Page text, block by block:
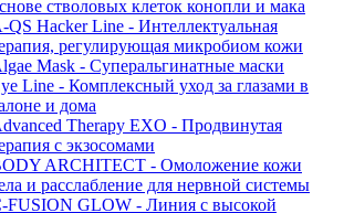
стволовых клеток конопли и мака
QS Hacker Line - Интеллектуальная
регулирующая микробиом кожи
Mask - Суперальгинатные маски
Line - Комплексный уход за глазами в
и дома
Therapy EXO - Продвинутая
с экзосомами
ARCHITECT - Омоложение кожи
и расслабление для нервной системы
FUSION GLOW - Линия с высокой